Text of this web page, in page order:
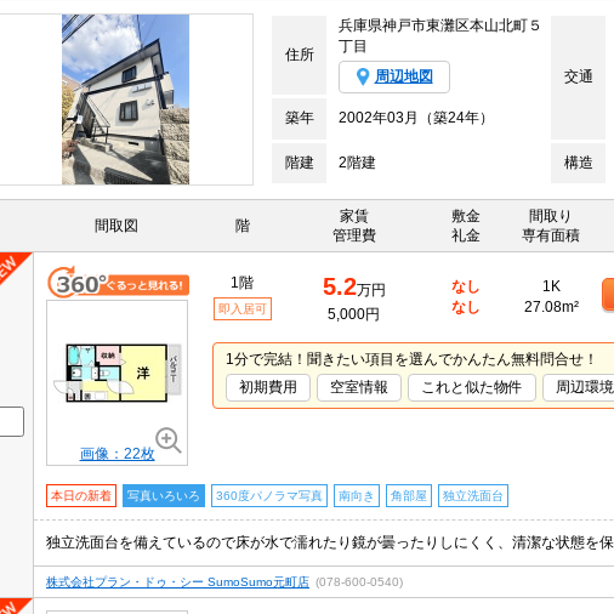
住所
兵庫県神戸市東灘区本山北町５
丁目
周辺地図 交通
築年 2002年03月（築24年）
階建 2階建 構造
間取図 階
家賃
管理費
敷金
礼金
間取り
専有面積
画像：22枚
1階
即入居可
5.2万円
5,000円
なし
なし
1K
27.08m²
1分で完結！聞きたい項目を選んでかんたん無料問合せ！
初期費用
空室情報 これと似た物件 周辺環境
本日の新着 写真いろいろ 360度パノラマ写真 南向き 角部屋 独立洗面台
株式会社プラン・ドゥ・シー SumoSumo元町店 (078-600-0540)